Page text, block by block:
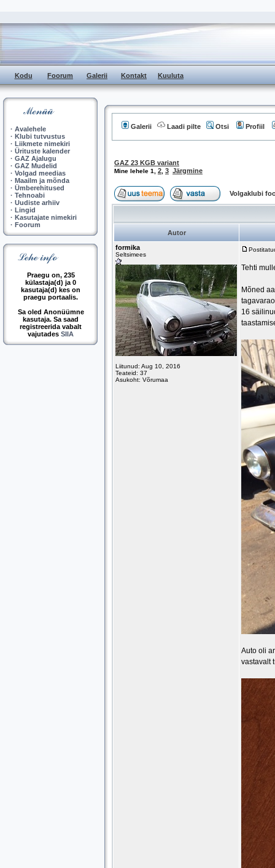
Kodu Foorum Galerii Kontakt Kuuluta
· Avalehele
· Klubi tutvustus
· Liikmete nimekiri
· Ürituste kalender
· GAZ Ajalugu
· GAZ Mudelid
· Volgad meedias
· Maailm ja mõnda
· Ümberehitused
· Tehnoabi
· Uudiste arhiiv
· Lingid
· Kasutajate nimekiri
· Foorum
Praegu on, 235
külastaja(d) ja 0
kasutaja(d) kes on
praegu portaalis.
Sa oled Anonüümne
kasutaja. Sa saad
registreerida vabalt
vajutades SIIA
Galerii Laadi pilte Otsi Profiil
GAZ 23 KGB variant
Mine lehele 1 2 3 Järgmine
Volgaklubi
Autor
formika
Seltsimees
Liitunud: Aug 10, 2016
Teateid: 37
Asukoht: Võrumaa
Tehti
Mõned
16
Auto oli
vastavalt